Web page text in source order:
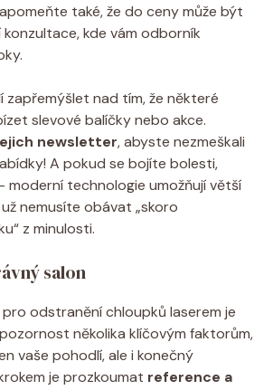
také, že do ceny může být
kde vám odborník
zapřemýšlet nad tím, že některé
slevové balíčky nebo akce.
newsletter, abyste nezmeškali
A pokud se bojíte bolesti,
moderní technologie umožňují větší
nemusíte obávat „skoro
z minulosti.
salon
odstranění chloupků laserem je
několika klíčovým faktorům,
vaše pohodlí, ale i konečný
je prozkoumat reference a